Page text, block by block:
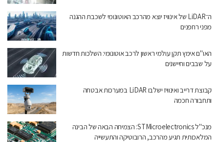
ה־LiDAR של אינוויז יוצא מהרכב האוטונומי לשכבת ההגנה
מפני רחפנים
האו"ם אימץ תקן עולמי ראשון לרכב אוטונומי: השלכות חדשות
על שבבים וחיישנים
קבוצת דרייב ואינוויז ישלבו LiDAR במערכות אבטחה
ותחבורה חכמה
מנכ"ל STMicroelectronics: הצמיחה הבאה של הבינה
המלאכותית תגיע מהרכב, הרובוטיקה והתעשייה